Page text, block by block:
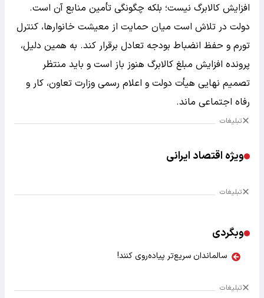
افزایش کالابرگ نیست؛ بلکه چگونگی تأمین منابع آن است.
دولت در تلاش است میان حمایت از معیشت خانوارها، کنترل
تورم و حفظ انضباط بودجه تعادل برقرار کند. به همین دلیل،
پرونده افزایش مبلغ کالابرگ هنوز باز است و باید منتظر
تصمیم نهایی هیأت دولت و اعلام رسمی وزارت تعاون، کار و
رفاه اجتماعی ماند.
تبلیغات
ویژه اقتصاد ایرانی
تبلیغات
وبگردی
سالماندان سریع‌تر پیاده‌روی کنند!
تبلیغات